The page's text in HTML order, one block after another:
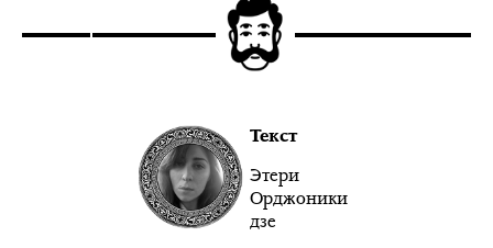
Текст
Этери
Орджоники
дзе